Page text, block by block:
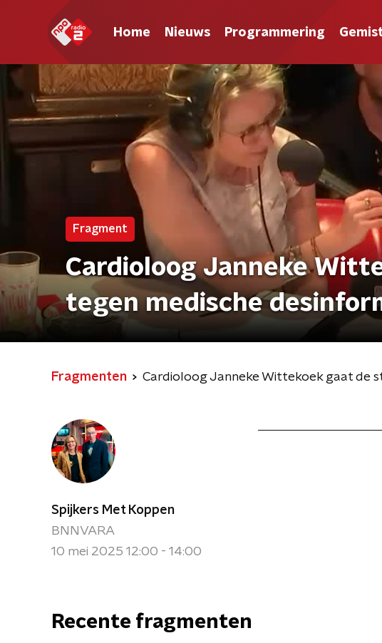
Home Nieuws Programmering
Fragment
Cardioloog Janneke
tegen medische
Fragmenten Cardioloog Janneke Wittekoek gaat de
Spijkers Met Koppen
BNNVARA
10 mei 2025 12:00 - 14:00
Recente fragmenten